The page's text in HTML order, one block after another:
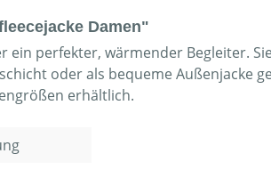
Damen"
ein perfekter, wärmender Begleiter.
oder als bequeme Außenjacke
erhältlich.